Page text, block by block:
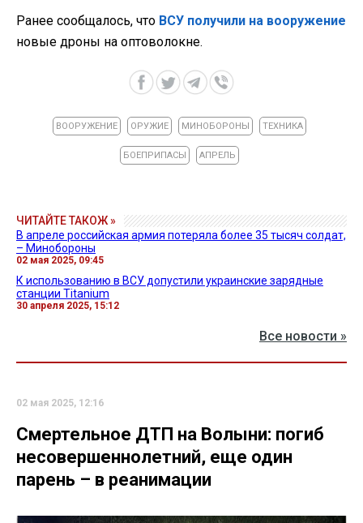
Ранее сообщалось, что ВСУ получили на вооружение
новые дроны на оптоволокне.
ВООРУЖЕНИЕ ОРУЖИЕ МИНОБОРОНЫ ТЕХНИКА
БОЕПРИПАСЫ АПРЕЛЬ
ЧИТАЙТЕ ТАКОЖ »
В апреле российская армия потеряла более 35 тысяч солдат,
– Минобороны
02 мая 2025, 09:45
К использованию в ВСУ допустили украинские зарядные
станции Titanium
30 апреля 2025, 15:12
Все новости »
02 мая 2025, 12:16
Смертельное ДТП на Волыни: погиб
несовершеннолетний, еще один
парень – в реанимации